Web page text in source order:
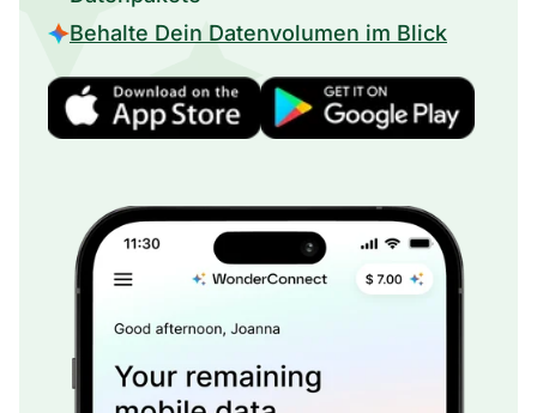
Behalte Dein Datenvolumen im Blick